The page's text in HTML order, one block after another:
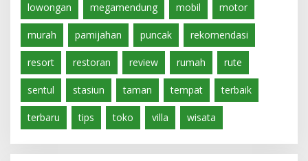
lowongan megamendung mobil motor
murah pamijahan puncak rekomendasi
resort restoran review rumah rute
sentul stasiun taman tempat terbaik
terbaru tips toko villa wisata